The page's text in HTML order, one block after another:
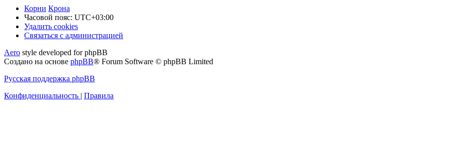
Корни Крона
Часовой пояс: UTC+03:00
Удалить cookies
Связаться
администрацией
Связаться с администрацией
Aero style developed for phpBB
Создано на основе phpBB® Forum Software © phpBB Limited
Русская поддержка phpBB
Конфиденциальность | Правила